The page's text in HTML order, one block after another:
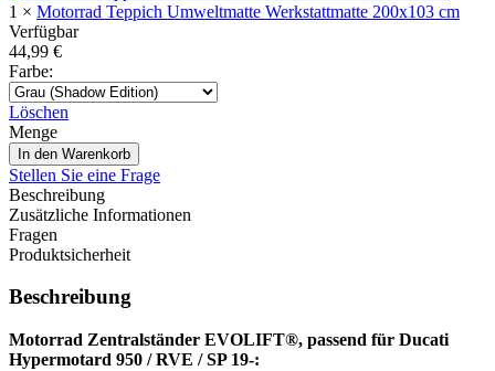
1 × Motorrad Teppich Umweltmatte Werkstattmatte 200x103 cm
Verfügbar
44,99 €
Farbe:
Löschen
Menge
In den Warenkorb
Stellen Sie eine Frage
Beschreibung
Zusätzliche Informationen
Fragen
Produktsicherheit
Beschreibung
Motorrad Zentralständer EVOLIFT®, passend für Ducati
Hypermotard 950 / RVE / SP 19-: